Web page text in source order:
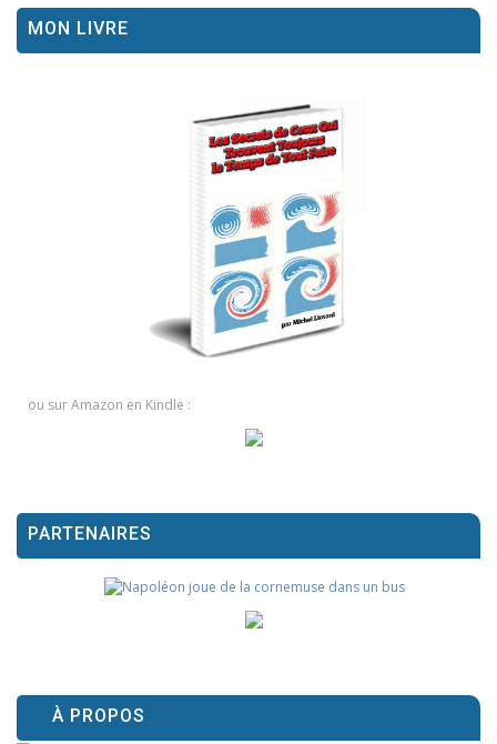
MON LIVRE
ou sur Amazon en Kindle :
PARTENAIRES
À PROPOS